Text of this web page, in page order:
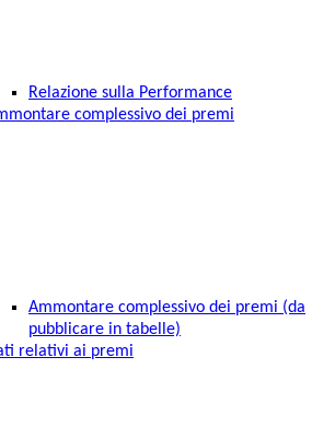
Relazione sulla Performance
complessivo dei premi
Ammontare complessivo dei premi (da
pubblicare in tabelle)
relativi ai premi